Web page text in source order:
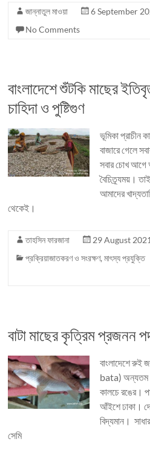
জান্নাতুল মাওয়া 6 September
No Comments
বাংলাদেশে শুঁটকি মাছের
চাহিদা ও পুষ্টিগুণ
ভূমিকা প্রাচীন
বাজারে গেলে
সবার চোখ আগে
বৈচিত্র্যময়।
আমাদের
থেকেই।
তাহসিন ফারজানা
29 August 2021
প্রক্রিয়াজাতকরণ ও সংরক্ষণ,মাৎস্য প্রযুক্তি
বাটা মাছের কৃত্রিম প্রজনন
বাংলাদেশে রুই
bata) অন্যতম।
কালচে রঙের।
আঁইশে ঢাকা।
বিদ্যমান।
সেমি